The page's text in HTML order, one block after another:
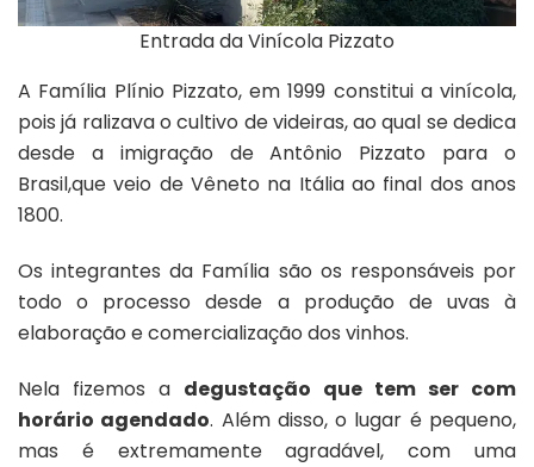
Entrada da Vinícola Pizzato
A Família Plínio Pizzato, em 1999 constitui a vinícola,
pois já ralizava o cultivo de videiras, ao qual se dedica
desde a imigração de Antônio Pizzato para o
Brasil,que veio de Vêneto na Itália ao final dos anos
1800.
Os integrantes da Família são os responsáveis por
todo o processo desde a produção de uvas à
elaboração e comercialização dos vinhos.
Nela fizemos a degustação que tem ser com
horário agendado. Além disso, o lugar é pequeno,
mas é extremamente agradável, com uma